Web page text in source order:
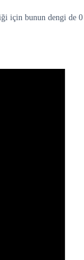
için bunun dengi de